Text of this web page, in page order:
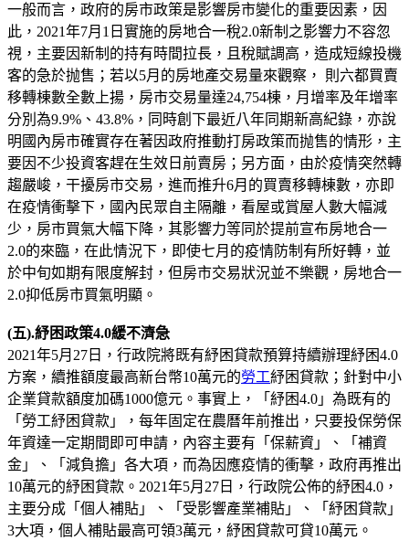
一般而言，政府的房市政策是影響房市變化的重要因素，因
此，2021年7月1日實施的房地合一稅2.0新制之影響力不容忽
視，主要因新制的持有時間拉長，且稅賦調高，造成短線投機
客的急於抛售；若以5月的房地產交易量來觀察， 則六都買賣
移轉棟數全數上揚，房市交易量達24,754棟，月增率及年增率
分別為9.9%、43.8%，同時創下最近八年同期新高紀錄，亦說
明國內房市確實存在著因政府推動打房政策而抛售的情形，主
要因不少投資客趕在生效日前賣房；另方面，由於疫情突然轉
趨嚴峻，干擾房市交易，進而推升6月的買賣移轉棟數，亦即
在疫情衝擊下，國內民眾自主隔離，看屋或賞屋人數大幅減
少，房市買氣大幅下降，其影響力等同於提前宣布房地合一
2.0的來臨，在此情況下，即使七月的疫情防制有所好轉，並
於中旬如期有限度解封，但房市交易狀況並不樂觀，房地合一
2.0抑低房市買氣明顯。
(五).紓困政策4.0緩不濟急
2021年5月27日，行政院將既有紓困貸款預算持續辦理紓困4.0
方案，續推額度最高新台幣10萬元的勞工紓困貸款；針對中小
企業貸款額度加碼1000億元。事實上，「紓困4.0」為既有的
「勞工紓困貸款」，每年固定在農曆年前推出，只要投保勞保
年資達一定期間即可申請，內容主要有「保薪資」、「補資
金」、「減負擔」各大項，而為因應疫情的衝擊，政府再推出
10萬元的紓困貸款。2021年5月27日，行政院公佈的紓困4.0，
主要分成「個人補貼」、「受影響產業補貼」、「紓困貸款」
3大項，個人補貼最高可領3萬元，紓困貸款可貸10萬元。